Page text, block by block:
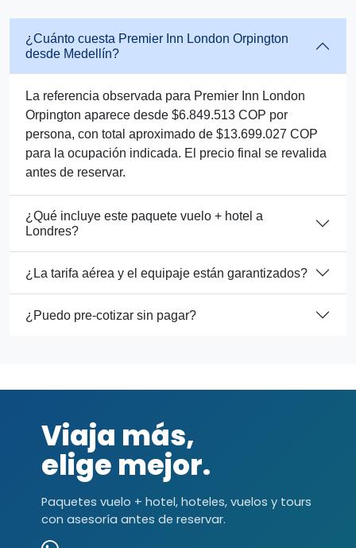
¿Cuánto cuesta Premier Inn London Orpington
desde Medellín?
La referencia observada para Premier Inn London
Orpington aparece desde $6.849.513 COP por
persona, con total aproximado de $13.699.027 COP
para la ocupación indicada. El precio final se revalida
antes de reservar.
¿Qué incluye este paquete vuelo + hotel a
Londres?
¿La tarifa aérea y el equipaje están garantizados?
¿Puedo pre-cotizar sin pagar?
Viaja más,
elige mejor.
Paquetes vuelo + hotel, hoteles, vuelos y tours
con asesoría antes de reservar.